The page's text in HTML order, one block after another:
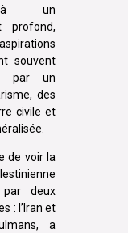
à un
profond,
souvent
par un
des
civile et
de voir la
par deux
: l’Iran et
a